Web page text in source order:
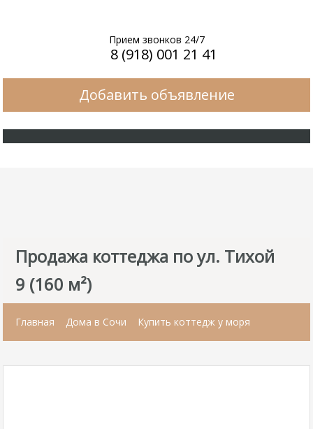
Прием звонков 24/7
8 (918) 001 21 41
Добавить объявление
Продажа коттеджа по ул. Тихой
9 (160 м²)
Главная Дома в Сочи Купить коттедж у моря